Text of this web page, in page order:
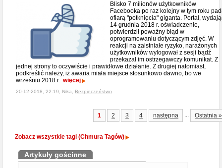
Blisko 7 milionów użytkowników
Facebooka po raz kolejny w tym roku
ofiarą "potknięcia" giganta. Portal,
14 grudnia 2018 r. oświadczenie,
potwierdził poważny błąd w
oprogramowaniu dotyczącym zdjęć. W
reakcji na zaistniałe ryzyko, narażonych
użytkowników wylogował z sesji bądź
przekazał im ostrzegawczy komunikat. Z
jednej strony to oczywiście i prawidłowe działanie. Z drugiej natomiast,
podkreślić należy, iż awaria miała miejsce stosunkowo dawno, bo we
wrześniu 2018 r. więcej
20-12-2018, 22:19, Nika, Bezpieczeństwo
1 2 3 4 następna ... Ostatnia »
Zobacz wszystkie tagi (Chmura Tagów)
Artykuły gościnne